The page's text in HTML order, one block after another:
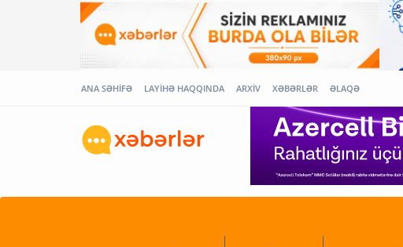
ANA SƏHİFƏ LAYİHƏ HAQQINDA ARXİV XƏBƏRLƏR ƏLAQƏ